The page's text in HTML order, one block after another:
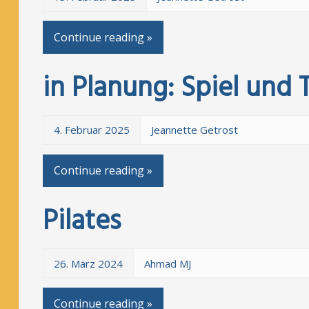
Continue reading »
in Planung: Spiel und
4. Februar 2025 Jeannette Getrost
Continue reading »
Pilates
26. März 2024 Ahmad MJ
Continue reading »